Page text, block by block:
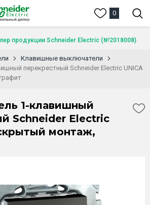
0
продукции Schneider Electric (№2018008)
Клавишные выключатели
перекрестный Schneider Electric UNICA
1-клавишный
Schneider Electric
монтаж,